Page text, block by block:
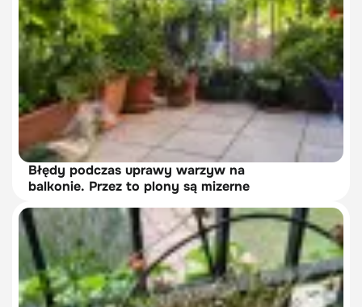
Błędy podczas uprawy warzyw na
balkonie. Przez to plony są mizerne